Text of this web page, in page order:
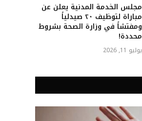
مجلس الخدمة المدنية يعلن عن
مباراة لتوظيف ٢٠ صيدلياً
ومفتشاً في وزارة الصحة بشروط
محددة!
يوليو 11, 2026